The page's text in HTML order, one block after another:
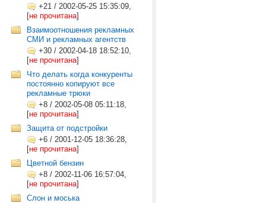
+21 / 2002-05-25 15:35:09,
[не прочитана]
Взаимоотношения рекламных
СМИ и рекламных агентств
+30 / 2002-04-18 18:52:10,
[не прочитана]
Что делать когда конкуренты
постоянно копируют все
рекламные трюки
+8 / 2002-05-08 05:11:18,
[не прочитана]
Защита от подстройки
+6 / 2001-12-05 18:36:28,
[не прочитана]
Цветной бензин
+8 / 2002-11-06 16:57:04,
[не прочитана]
Слон и моська